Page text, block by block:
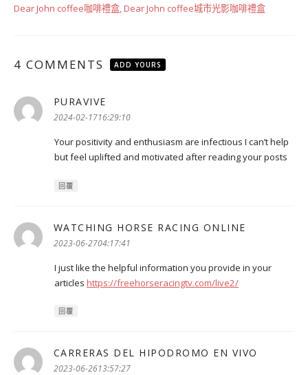
Dear John coffee咖啡禮盒,Dear John coffee城市光影咖啡禮盒
4 COMMENTS ADD YOURS
PURAVIVE
示:
2024-02-1716:29:10
Your positivity and enthusiasm are infectious I can’t help
but feel uplifted and motivated after reading your posts
回覆
WATCHING HORSE RACING ONLINE
2023-06-2704:17:41
I just like the helpful information you provide in your
articles https://freehorseracingtv.com/live2/
回覆
CARRERAS DEL HIPODROMO EN VIVO
2023-06-2613:57:27